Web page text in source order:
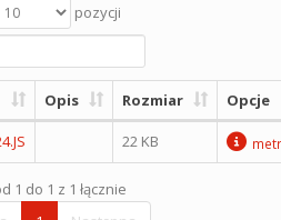
pozycji
Opis Rozmiar Opcje
22 KB
1 do 1 z 1 łącznie